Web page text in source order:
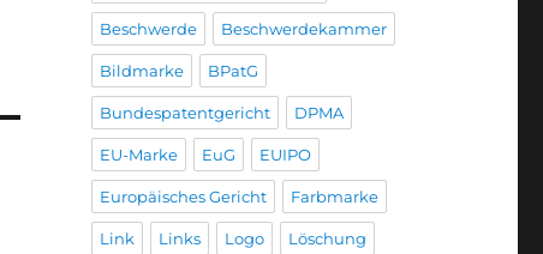
Beschwerde Beschwerdekammer
Bildmarke BPatG
Bundespatentgericht DPMA
EU-Marke EuG EUIPO
Europäisches Gericht Farbmarke
Link Links Logo Löschung